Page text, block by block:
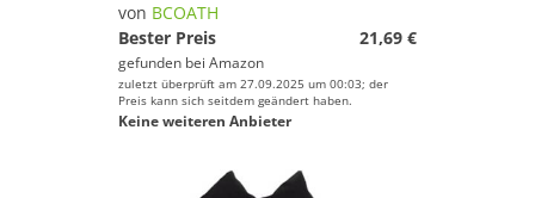
von BCOATH
Bester Preis
21,69 €
gefunden bei Amazon
zuletzt überprüft am 27.09.2025 um 00:03; der
Preis kann sich seitdem geändert haben.
Keine weiteren Anbieter